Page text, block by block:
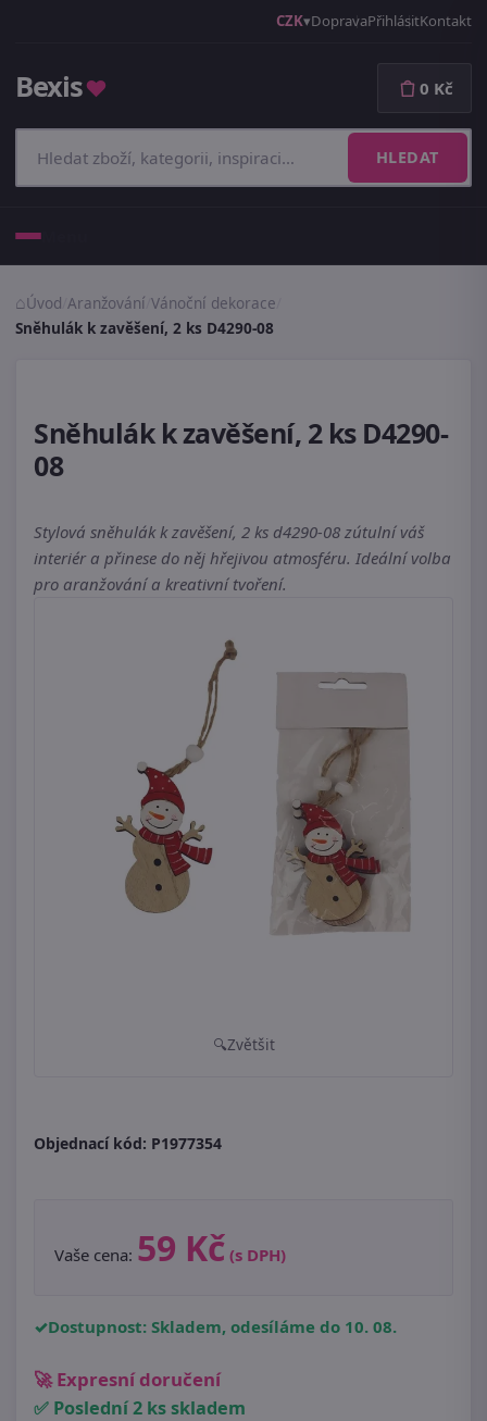
CZK DopravaPřihlásitKontakt
Bexis♥
HLEDAT
0 Kč
Úvod Aranžování Vánoční dekorace
Sněhulák k zavěšení, 2 ks D4290-08
Sněhulák k zavěšení, 2 ks D4290-
08
Stylová sněhulák k zavěšení, 2 ks d4290-08 zútulní váš
interiér a přinese do něj hřejivou atmosféru. Ideální volba
pro aranžování a kreativní tvoření.
Zvětšit
Objednací kód: P1977354
Vaše cena: 59 Kč (s DPH)
Dostupnost: Skladem, odesíláme do 10. 08.
🚀 Expresní doručení
✅ Poslední 2 ks skladem